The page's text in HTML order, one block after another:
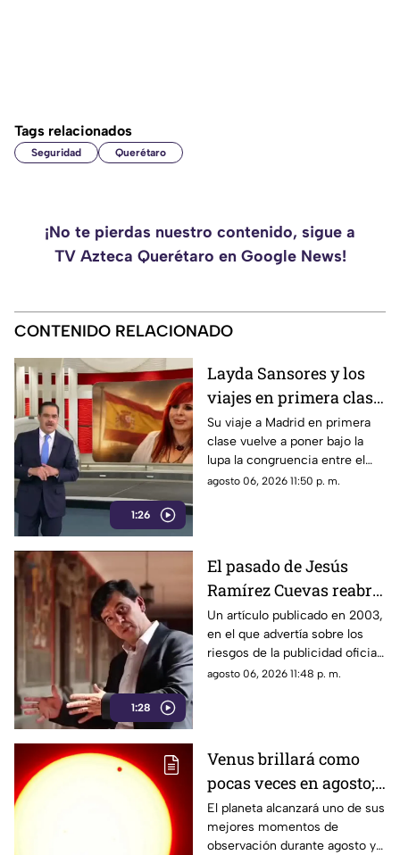
Tags relacionados
Seguridad Querétaro
¡No te pierdas nuestro contenido, sigue a
TV Azteca Querétaro en Google News!
CONTENIDO RELACIONADO
1:26
Layda Sansores y los
viajes en primera clase
que reavivan el debate
sobre la austeridad
Su viaje a Madrid en primera
clase vuelve a poner bajo la
lupa la congruencia entre el
discurso de austeridad
agosto 06, 2026 11:50 p. m.
1:28
El pasado de Jesús
Ramírez Cuevas reabre
el debate sobre la
censura
Un artículo publicado en 2003,
en el que advertía sobre los
riesgos de la publicidad oficial
y la censura a los medios
agosto 06, 2026 11:48 p. m.
Venus brillará como
pocas veces en agosto;
a esta hora podrás
verlo durante este mes
El planeta alcanzará uno de sus
mejores momentos de
observación durante agosto y